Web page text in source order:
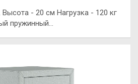
Высота - 20 см Нагрузка - 120 кг
пружинный…